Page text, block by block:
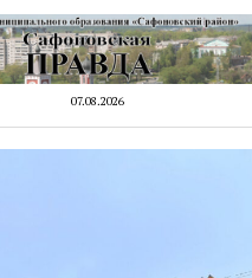
07.08.2026